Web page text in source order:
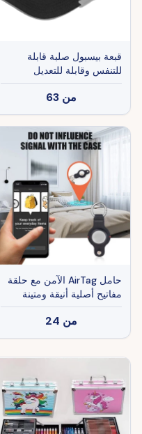
قبعة بيسبول صلبة قابلة
للتنفس وقابلة للتعديل
ومناسبة للرياضة والعمل،
لونها أسود مع حافة رمادية
من 63
حامل AirTag الآمن مع حلقة
مفاتيح أصلية أنيقة ومتينة
ملحقات حلقة المفاتيح هدية
سلسلة مفاتيح
من 24